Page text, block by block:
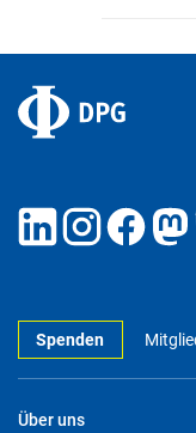
Spenden
Über uns